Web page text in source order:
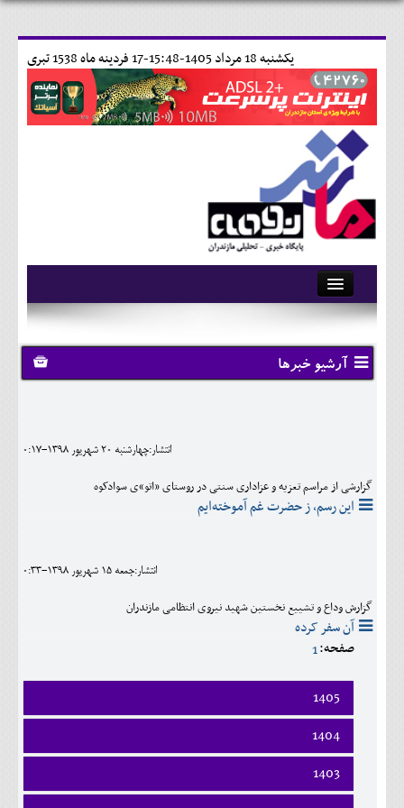
17 فردينه ماه 1538 تبری يکشنبه 18 مرداد 1405-15:48-
آرشیو
تماس با ما
وبلاگ
کلینیک
فرهنگی و هنری
اقتصادی
آرشیو خبرها
انتشار:چهارشنبه 20 شهريور 1398-0:17
گزارشی از مراسم تعزیه و عزاداری سنتی در روستای «اتو»ی سوادکوه
این رسم، ز حضرت غم آموخته‌ایم
انتشار:جمعه 15 شهريور 1398-0:33
گزارش وداع و تشییع نخستین شهید نیروی انتظامی مازندران
آن سفر کرده
صفحه:1
1405
فروردين
ارديبهشت
خرداد
تير
1404
فروردين
ارديبهشت
1403